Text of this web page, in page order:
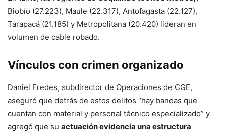
Biobío (27.223), Maule (22.317), Antofagasta (22.127),
Tarapacá (21.185) y Metropolitana (20.420) lideran en
volumen de cable robado.
Vínculos con crimen organizado
Daniel Fredes, subdirector de Operaciones de CGE,
aseguró que detrás de estos delitos “hay bandas que
cuentan con material y personal técnico especializado” y
agregó que su actuación evidencia una estructura